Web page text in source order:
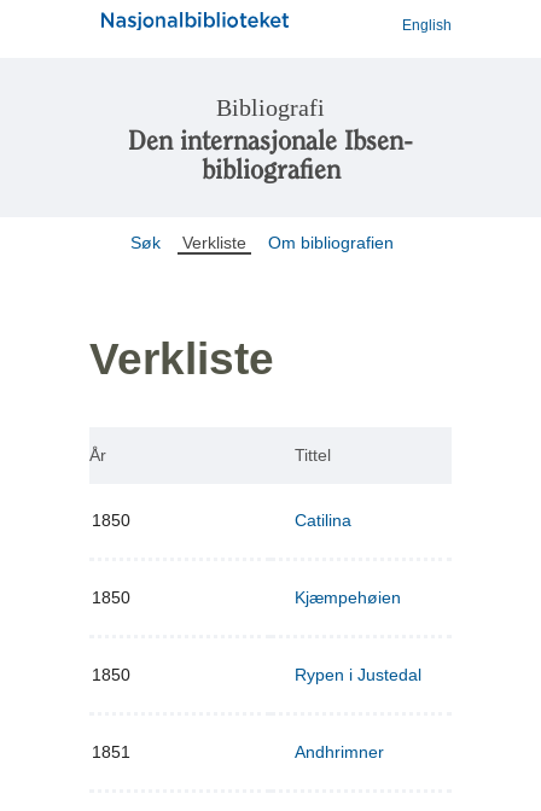
English
Bibliografi
Den internasjonale Ibsen-
bibliografien
Søk Verkliste Om bibliografien
Verkliste
År Tittel
1850 Catilina
1850 Kjæmpehøien
1850 Rypen i Justedal
1851 Andhrimner